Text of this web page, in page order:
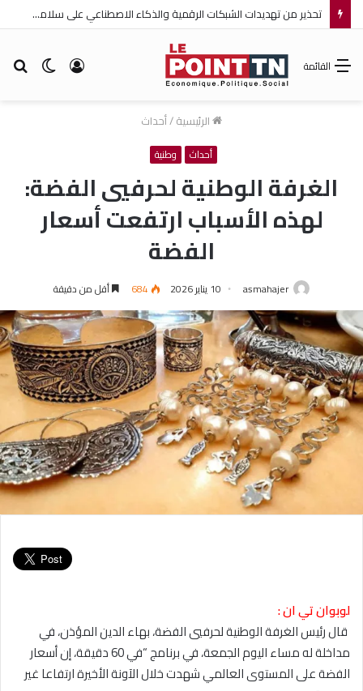
تحذير من تهديدات الشبكات الرقمية والذكاء الاصطناعي على سلامة الأطفال
الوضع تسجيل
القائمة
الرئيسية/أحداث
أحداث وطنية
الغرفة الوطنية لحرفيي الفضة:
لهذه الأسباب ارتفعت أسعار
الفضة
asmahajer 10 يناير 2026 684 أقل من دقيقة
لوبوان تي ان :
قال رئيس الغرفة الوطنية لحرفيي الفضة، بهاء الدين المؤذن، في
مداخلة له مساء اليوم الجمعة، في برنامج “في 60 دقيقة، إن أسعار
الفضة على المستوى العالمي شهدت خلال الآونة الأخيرة ارتفاعا غير